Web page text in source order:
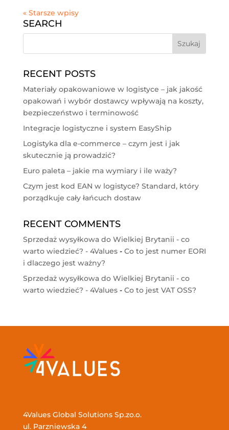
« Starsze wpisy
SEARCH
RECENT POSTS
Materiały opakowaniowe w logistyce – jak jakość
opakowań i wybór dostawcy wpływają na koszty,
bezpieczeństwo i terminowość
Integracje logistyczne i system EasyShip
Logistyka dla e-commerce – czym jest i jak
skutecznie ją prowadzić?
Euro paleta – jakie ma wymiary i ile waży?
Czym jest kod EAN w logistyce? Standard, który
porządkuje cały łańcuch dostaw
RECENT COMMENTS
Sprzedaż wysyłkowa do Wielkiej Brytanii - co
warto wiedzieć? - 4Values- Co to jest numer EORI
i dlaczego jest ważny?
Sprzedaż wysyłkowa do Wielkiej Brytanii - co
warto wiedzieć? - 4Values- Co to jest VAT OSS?
4Values Global Solutions Sp.zo.o.
ul. Parzniewska 4